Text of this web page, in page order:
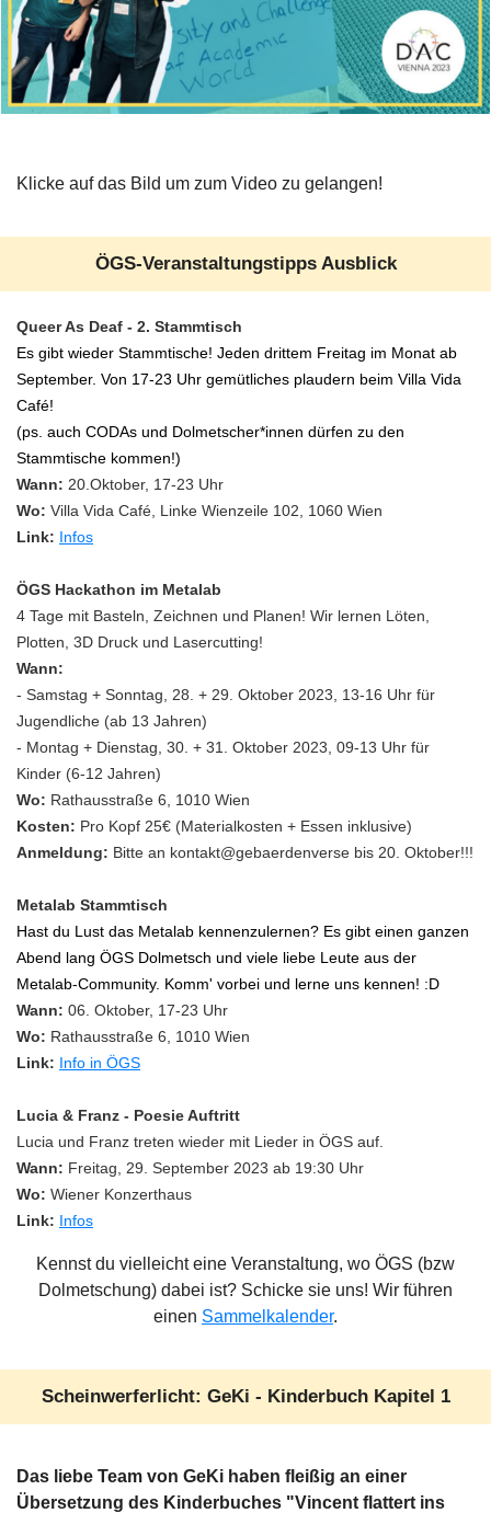
Klicke auf das Bild um zum Video zu gelangen!
ÖGS-Veranstaltungstipps Ausblick
Queer As Deaf - 2. Stammtisch
Es gibt wieder Stammtische! Jeden drittem Freitag im Monat ab
September. Von 17-23 Uhr gemütliches plaudern beim Villa Vida
Café!
(ps. auch CODAs und Dolmetscher*innen dürfen zu den
Stammtische kommen!)
Wann: 20.Oktober, 17-23 Uhr
Wo: Villa Vida Café, Linke Wienzeile 102, 1060 Wien
Link: Infos
ÖGS Hackathon im Metalab
4 Tage mit Basteln, Zeichnen und Planen! Wir lernen Löten,
Plotten, 3D Druck und Lasercutting!
Wann:
- Samstag + Sonntag, 28. + 29. Oktober 2023, 13-16 Uhr für
Jugendliche (ab 13 Jahren)
- Montag + Dienstag, 30. + 31. Oktober 2023, 09-13 Uhr für
Kinder (6-12 Jahren)
Wo: Rathausstraße 6, 1010 Wien
Kosten: Pro Kopf 25€ (Materialkosten + Essen inklusive)
Anmeldung: Bitte an kontakt@gebaerdenverse bis 20. Oktober!!!
Metalab Stammtisch
Hast du Lust das Metalab kennenzulernen? Es gibt einen ganzen
Abend lang ÖGS Dolmetsch und viele liebe Leute aus der
Metalab-Community. Komm' vorbei und lerne uns kennen! :D
Wann: 06. Oktober, 17-23 Uhr
Wo: Rathausstraße 6, 1010 Wien
Link: Info in ÖGS
Lucia & Franz - Poesie Auftritt
Lucia und Franz treten wieder mit Lieder in ÖGS auf.
Wann: Freitag, 29. September 2023 ab 19:30 Uhr
Wo: Wiener Konzerthaus
Link: Infos
Kennst du vielleicht eine Veranstaltung, wo ÖGS (bzw
Dolmetschung) dabei ist? Schicke sie uns! Wir führen
einen Sammelkalender.
Scheinwerferlicht: GeKi - Kinderbuch Kapitel 1
Das liebe Team von GeKi haben fleißig an einer
Übersetzung des Kinderbuches "Vincent flattert ins